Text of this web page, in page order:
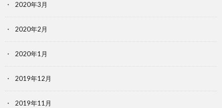
2020年3月
2020年2月
2020年1月
2019年12月
2019年11月